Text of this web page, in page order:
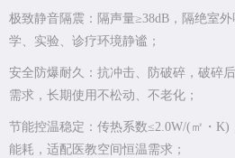
极致静音隔震：隔声量≥38dB，隔绝室
学、实验、诊疗环境静谧；
安全防爆耐久：抗冲击、防破碎，破碎
需求，长期使用不松动、不老化；
节能控温稳定：传热系数≤2.0W/(㎡・
能耗，适配医教空间恒温需求；